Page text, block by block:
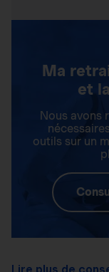
Ma
et
Nous avons
outils sur un
Lire plus de